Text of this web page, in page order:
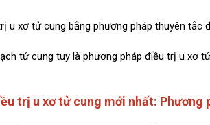
u xơ tử cung bằng phương pháp thuyên tắc
tử cung tuy là phương pháp điều trị u xơ
trị u xơ tử cung mới nhất: Phương